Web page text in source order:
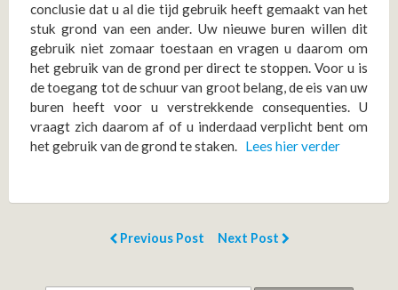
conclusie dat u al die tijd gebruik heeft gemaakt van het
stuk grond van een ander. Uw nieuwe buren willen dit
gebruik niet zomaar toestaan en vragen u daarom om
het gebruik van de grond per direct te stoppen. Voor u is
de toegang tot de schuur van groot belang, de eis van uw
buren heeft voor u verstrekkende consequenties. U
vraagt zich daarom af of u inderdaad verplicht bent om
het gebruik van de grond te staken. Lees hier verder
Previous Post Next Post